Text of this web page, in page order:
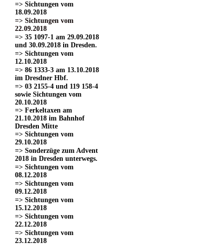
=> Sichtungen vom
18.09.2018
=> Sichtungen vom
22.09.2018
=> 35 1097-1 am 29.09.2018
und 30.09.2018 in Dresden.
=> Sichtungen vom
12.10.2018
=> 86 1333-3 am 13.10.2018
im Dresdner Hbf.
=> 03 2155-4 und 119 158-4
sowie Sichtungen vom
20.10.2018
=> Ferkeltaxen am
21.10.2018 im Bahnhof
Dresden Mitte
=> Sichtungen vom
29.10.2018
=> Sonderzüge zum Advent
2018 in Dresden unterwegs.
=> Sichtungen vom
08.12.2018
=> Sichtungen vom
09.12.2018
=> Sichtungen vom
15.12.2018
=> Sichtungen vom
22.12.2018
=> Sichtungen vom
23.12.2018